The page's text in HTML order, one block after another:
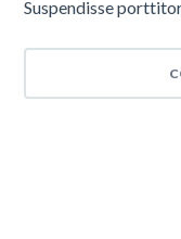
Suspendisse